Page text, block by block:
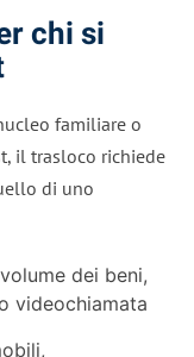
chi si
familiare o
il trasloco richiede
di uno
dei beni,
videochiamata